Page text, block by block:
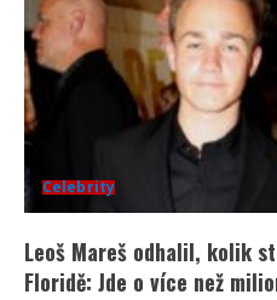
Celebrity
Leoš Mareš odhalil, kolik
Floridě: Jde o více než